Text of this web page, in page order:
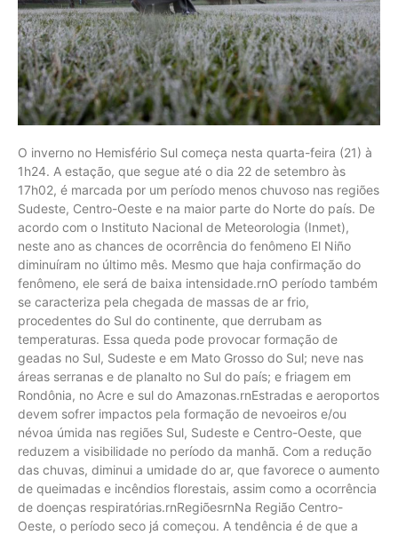
O inverno no Hemisfério Sul começa nesta quarta-feira (21) à
1h24. A estação, que segue até o dia 22 de setembro às
17h02, é marcada por um período menos chuvoso nas regiões
Sudeste, Centro-Oeste e na maior parte do Norte do país. De
acordo com o Instituto Nacional de Meteorologia (Inmet),
neste ano as chances de ocorrência do fenômeno El Niño
diminuíram no último mês. Mesmo que haja confirmação do
fenômeno, ele será de baixa intensidade.rnO período também
se caracteriza pela chegada de massas de ar frio,
procedentes do Sul do continente, que derrubam as
temperaturas. Essa queda pode provocar formação de
geadas no Sul, Sudeste e em Mato Grosso do Sul; neve nas
áreas serranas e de planalto no Sul do país; e friagem em
Rondônia, no Acre e sul do Amazonas.rnEstradas e aeroportos
devem sofrer impactos pela formação de nevoeiros e/ou
névoa úmida nas regiões Sul, Sudeste e Centro-Oeste, que
reduzem a visibilidade no período da manhã. Com a redução
das chuvas, diminui a umidade do ar, que favorece o aumento
de queimadas e incêndios florestais, assim como a ocorrência
de doenças respiratórias.rnRegiõesrnNa Região Centro-
Oeste, o período seco já começou. A tendência é de que a